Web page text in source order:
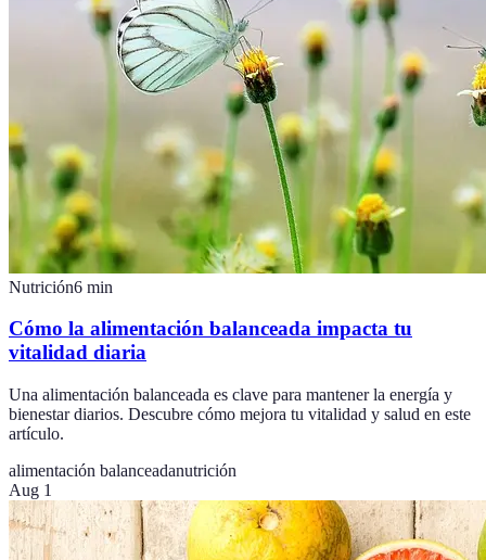
Nutrición6 min
Cómo la alimentación balanceada impacta tu
vitalidad diaria
Una alimentación balanceada es clave para mantener la energía y
bienestar diarios. Descubre cómo mejora tu vitalidad y salud en este
artículo.
alimentación balanceadanutrición
Aug 1